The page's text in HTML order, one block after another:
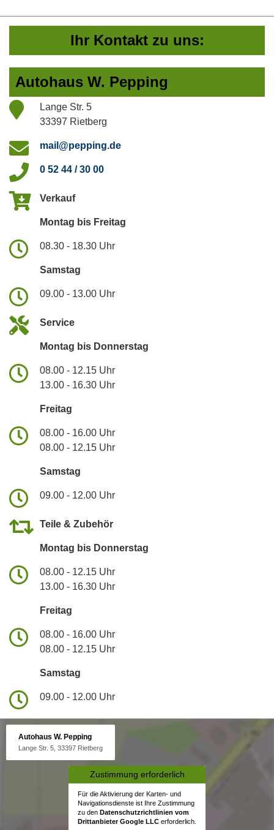
Ihr Kontakt zu uns:
Autohaus W. Pepping
Lange Str. 5
33397 Rietberg
mail@pepping.de
0 52 44 / 30 00
Verkauf
Montag bis Freitag
08.30 - 18.30 Uhr
Samstag
09.00 - 13.00 Uhr
Service
Montag bis Donnerstag
08.00 - 12.15 Uhr
13.00 - 16.30 Uhr
Freitag
08.00 - 16.00 Uhr
08.00 - 12.15 Uhr
Samstag
09.00 - 12.00 Uhr
Teile & Zubehör
Montag bis Donnerstag
08.00 - 12.15 Uhr
13.00 - 16.30 Uhr
Freitag
08.00 - 16.00 Uhr
08.00 - 12.15 Uhr
Samstag
09.00 - 12.00 Uhr
Autohaus W. Pepping
Lange Str. 5, 33397 Rietberg
Zustimmung erforderlich
Für die Aktivierung der Karten- und
Navigationsdienste ist Ihre Zustimmung
zu den Datenschutzrichtlinien vom
Drittanbieter Google LLC erforderlich.